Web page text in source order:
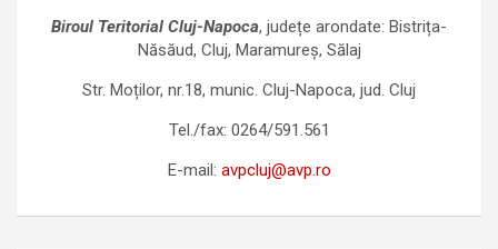
Biroul Teritorial Cluj-Napoca, județe arondate: Bistrița-
Năsăud, Cluj, Maramureș, Sălaj
Str. Moților, nr.18, munic. Cluj-Napoca, jud. Cluj
Tel./fax: 0264/591.561
E-mail: avpcluj@avp.ro